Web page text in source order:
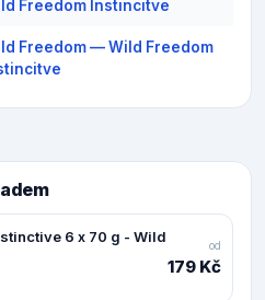
Freedom Instincitve
Freedom — Wild Freedom
6 x 70 g - Wild
od
179 Kč